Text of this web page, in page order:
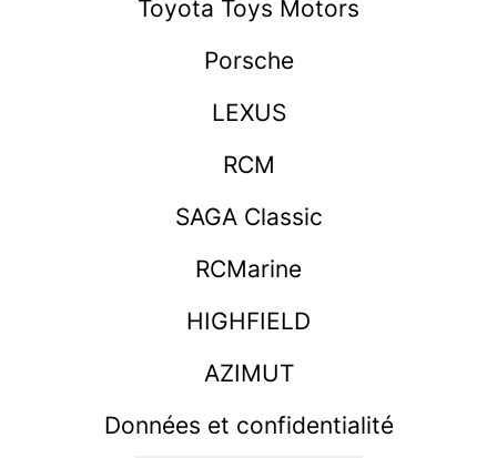
Toyota Toys Motors
Porsche
LEXUS
RCM
SAGA Classic
RCMarine
HIGHFIELD
AZIMUT
Données et confidentialité